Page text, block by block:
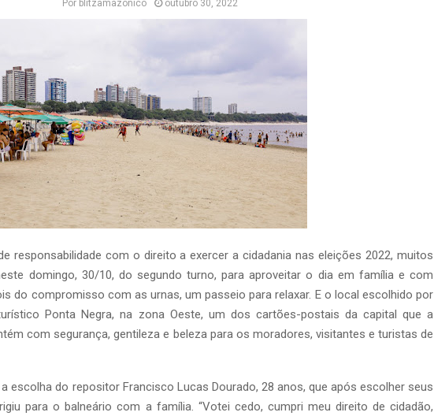
Por blitzamazonico outubro 30, 2022
responsabilidade com o direito a exercer a cidadania nas eleições 2022, muitos
domingo, 30/10, do segundo turno, para aproveitar o dia em família e com
do compromisso com as urnas, um passeio para relaxar. E o local escolhido por
Ponta Negra, na zona Oeste, um dos cartões-postais da capital que a
com segurança, gentileza e beleza para os moradores, visitantes e turistas de
escolha do repositor Francisco Lucas Dourado, 28 anos, que após escolher seus
para o balneário com a família. “Votei cedo, cumpri meu direito de cidadão,